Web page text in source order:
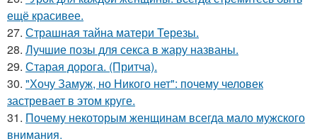
ещё красивее.
27. Страшная тайна матери Терезы.
28. Лучшие позы для секса в жару названы.
29. Старая дорога. (Притча).
30. "Хочу Замуж, но Никого нет": почему человек
застревает в этом круге.
31. Почему некоторым женщинам всегда мало мужского
внимания.